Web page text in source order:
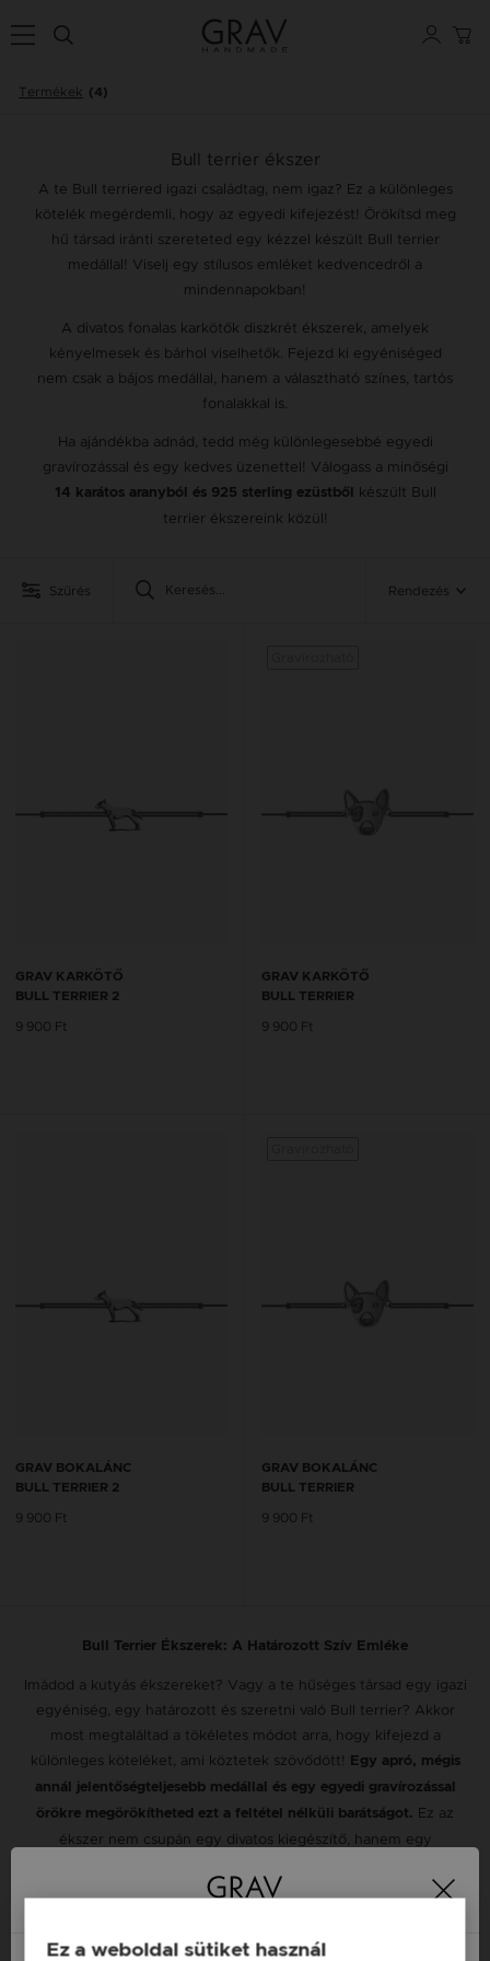
Termékek (4)
Bull terrier ékszer
A te Bull terriered igazi családtag, nem igaz? Ez a különleges
kötelék megérdemli, hogy az egyedi kifejezést! Örökítsd meg
hű társad iránti szereteted egy kézzel készült Bull terrier
medállal! Viselj egy stílusos emléket kedvencedről a
mindennapokban!
A divatos fonalas karkötők diszkrét ékszerek, amelyek
kényelmesek és bárhol viselhetők. Fejezd ki egyéniséged
nem csak a bájos medállal, hanem a választható színes, tartós
fonalakkal is.
Ha ajándékba adnád, tedd még különlegesebbé egyedi
gravírozással és egy kedves üzenettel! Válogass a minőségi
14 karátos aranyból és 925 sterling ezüstből
készült Bull
terrier ékszereink közül!
Szűrés Rendezés
GRAV KARKÖTŐ
BULL TERRIER 2
9 900 Ft
GRAV KARKÖTŐ
BULL TERRIER
9 900 Ft
GRAV BOKALÁNC
BULL TERRIER 2
9 900 Ft
GRAV BOKALÁNC
BULL TERRIER
9 900 Ft
Bull Terrier Ékszerek: A Határozott Szív Emléke
Imádod a kutyás ékszereket? Vagy a te hűséges társad egy igazi
egyéniség, egy határozott és szeretni való Bull terrier? Akkor
most megtaláltad a tökéletes módot arra, hogy kifejezd a
különleges köteléket, ami köztetek szövődött!
Egy apró, mégis
annál jelentőségteljesebb medállal és egy egyedi gravírozással
örökre megörökítheted ezt a feltétel nélküli barátságot. Ez az
ékszer nem csupán egy divatos kiegészítő, hanem egy
iránti szeretetedet hirdeti.
Ez a weboldal sütiket használ